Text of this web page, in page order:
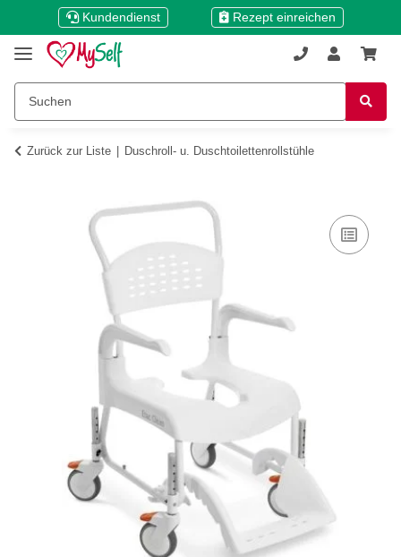
Kundendienst Rezept einreichen
Zurück zur Liste Duschroll- u. Duschtoilettenrollstühle